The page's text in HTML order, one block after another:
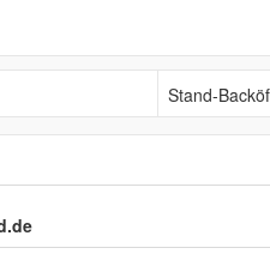
Stand-Backöfen